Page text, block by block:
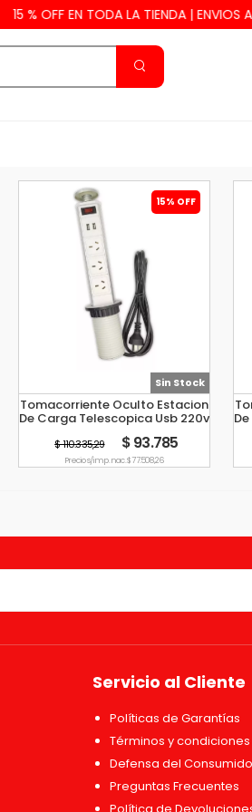
15 % OFF EN TODA LA TIENDA | ENVIOS A
15% OFF
Sin Stock
Tomacorriente Oculto Estacion
De Carga Telescopica Usb 220v
Blanco
$ 110.335,29 $ 93.785
Precio s/imp. nac. $ 77.508,26
Servicio al Cliente
Políticas de Garantías
Términos y condiciones
Defensa del
Preguntas Frecuentes